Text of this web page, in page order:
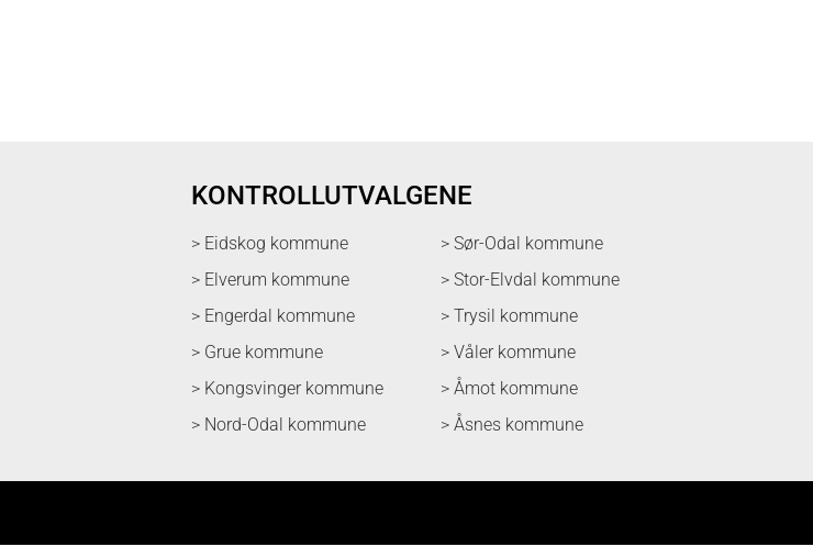
KONTROLLUTVALGENE
> Eidskog kommune
> Elverum kommune
> Engerdal kommune
> Grue kommune
> Kongsvinger kommune
> Nord-Odal kommune
> Sør-Odal kommune
> Stor-Elvdal kommune
> Trysil kommune
> Våler kommune
> Åmot kommune
> Åsnes kommune